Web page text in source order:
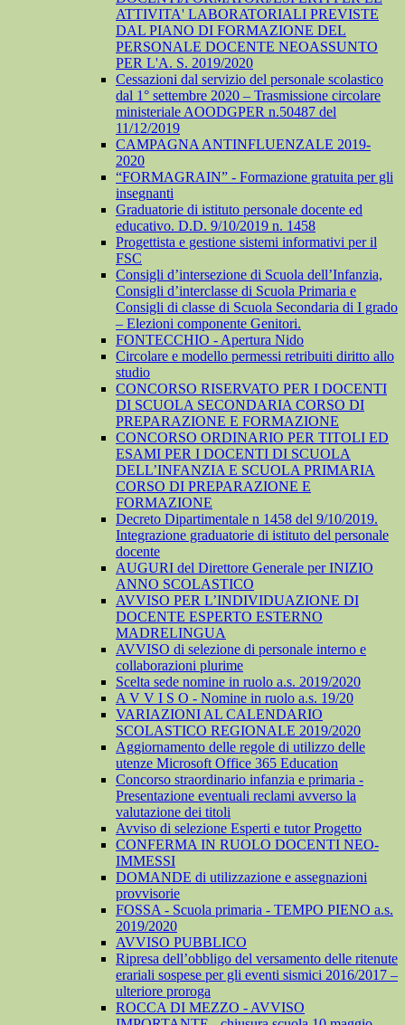
ATTIVITA' LABORATORIALI PREVISTE
DAL PIANO DI FORMAZIONE DEL
PERSONALE DOCENTE NEOASSUNTO
PER L'A. S. 2019/2020
Cessazioni dal servizio del personale scolastico
dal 1° settembre 2020 – Trasmissione circolare
ministeriale AOODGPER n.50487 del
11/12/2019
CAMPAGNA ANTINFLUENZALE 2019-
2020
“FORMAGRAIN” - Formazione gratuita per gli
insegnanti
Graduatorie di istituto personale docente ed
educativo. D.D. 9/10/2019 n. 1458
Progettista e gestione sistemi informativi per il
FSC
Consigli d’intersezione di Scuola dell’Infanzia,
Consigli d’interclasse di Scuola Primaria e
Consigli di classe di Scuola Secondaria di I grado
– Elezioni componente Genitori.
FONTECCHIO - Apertura Nido
Circolare e modello permessi retribuiti diritto allo
studio
CONCORSO RISERVATO PER I DOCENTI
DI SCUOLA SECONDARIA CORSO DI
PREPARAZIONE E FORMAZIONE
CONCORSO ORDINARIO PER TITOLI ED
ESAMI PER I DOCENTI DI SCUOLA
DELL’INFANZIA E SCUOLA PRIMARIA
CORSO DI PREPARAZIONE E
FORMAZIONE
Decreto Dipartimentale n 1458 del 9/10/2019.
Integrazione graduatorie di istituto del personale
docente
AUGURI del Direttore Generale per INIZIO
ANNO SCOLASTICO
AVVISO PER L’INDIVIDUAZIONE DI
DOCENTE ESPERTO ESTERNO
MADRELINGUA
AVVISO di selezione di personale interno e
collaborazioni plurime
Scelta sede nomine in ruolo a.s. 2019/2020
A V V I S O - Nomine in ruolo a.s. 19/20
VARIAZIONI AL CALENDARIO
SCOLASTICO REGIONALE 2019/2020
Aggiornamento delle regole di utilizzo delle
utenze Microsoft Office 365 Education
Concorso straordinario infanzia e primaria -
Presentazione eventuali reclami avverso la
valutazione dei titoli
Avviso di selezione Esperti e tutor Progetto
CONFERMA IN RUOLO DOCENTI NEO-
IMMESSI
DOMANDE di utilizzazione e assegnazioni
provvisorie
FOSSA - Scuola primaria - TEMPO PIENO a.s.
2019/2020
AVVISO PUBBLICO
Ripresa dell’obbligo del versamento delle ritenute
erariali sospese per gli eventi sismici 2016/2017 –
ulteriore proroga
ROCCA DI MEZZO - AVVISO